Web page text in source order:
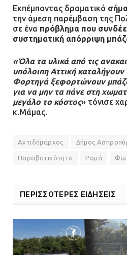
επεμβάσεων
08.07.2026 | 15:02
νέα
ενισχύουν την
08.07.2026 | 09:40
ανήλικους
08.07.2026 | 09:38
Άνω Λιόσια:
τον ειδικό
07.07.2026 | 09:56
Εκπέμποντας δραματικό
την άμεση παρέμβαση της
σε ένα πρόβλημα που
συστηματική απόρριψη
«Όλα τα υλικά από τις
υπόλοιπη Αττική καταλήγουν
Φορτηγά ξεφορτώνουν
για να μην τα πάνε στη
μεγάλο το κόστος» τόνισε
κ.Μάμας.
Αντιδήμαρχος Δήμος
Παραβατικότητα Ρομά
ΠΕΡΙΣΣΟΤΕΡΕΣ ΕΙΔΗΣΕΙΣ